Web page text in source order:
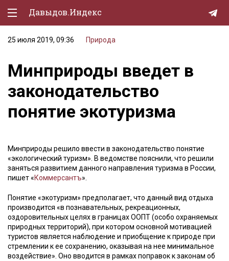
Давыдов.Индекс
Политическая жизнь
Экономика
Природа
Образование
Культура
Lifestyle
Мурзилка
25 июля 2019, 09:36 Природа
Минприроды введет в
законодательство
понятие экотуризма
Минприроды решило ввести в законодательство понятие
«экологический туризм». В ведомстве пояснили, что решили
заняться развитием данного направления туризма в России,
пишет «Коммерсантъ».
Понятие «экотуризм» предполагает, что данный вид отдыха
производится «в познавательных, рекреационных,
оздоровительных целях в границах ООПТ (особо охраняемых
природных территорий), при котором основной мотивацией
туристов является наблюдение и приобщение к природе при
стремлении к ее сохранению, оказывая на нее минимальное
воздействие». Оно вводится в рамках поправок к законам об